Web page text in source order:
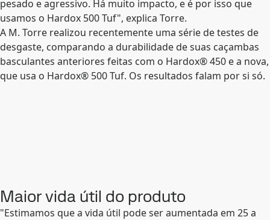
pesado e agressivo. Há muito impacto, e é por isso que
usamos o Hardox 500 Tuf", explica Torre.
A M. Torre realizou recentemente uma série de testes de
desgaste, comparando a durabilidade de suas caçambas
basculantes anteriores feitas com o Hardox® 450 e a nova,
que usa o Hardox® 500 Tuf. Os resultados falam por si só.
Maior vida útil do produto
"Estimamos que a vida útil pode ser aumentada em 25 a